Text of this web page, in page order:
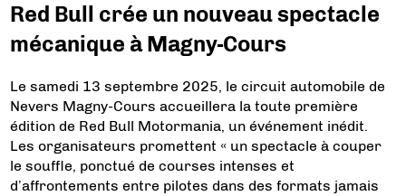
Red Bull crée un nouveau spectacle
mécanique à Magny-Cours
Le samedi 13 septembre 2025, le circuit automobile de
Nevers Magny-Cours accueillera la toute première
édition de Red Bull Motormania, un événement inédit.
Les organisateurs promettent « un spectacle à couper
le souffle, ponctué de courses intenses et
d’affrontements entre pilotes dans des formats jamais